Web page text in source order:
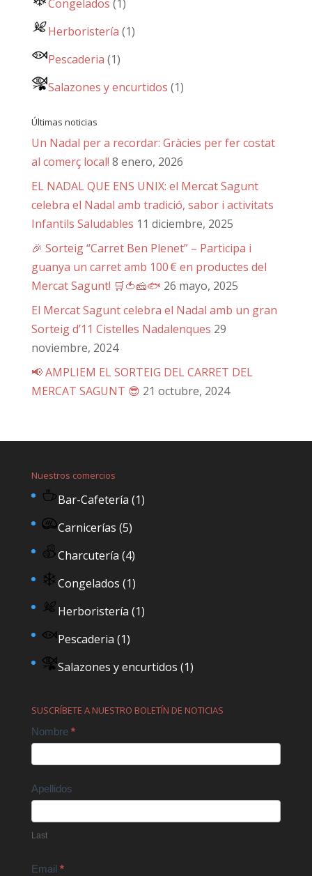
Congelados (1)
Herboristería (1)
Pescaderia (1)
Salazones y encurtidos (1)
Últimas noticias
Un Nadal per a recordar: Gràcies per fer costat
al comerç local! 8 enero, 2026
EL NADAL QUE ENS UNIX: el Mercat Sagunt
celebra el Nadal amb tradició, sabor i activitats
Infantils Saludables 11 diciembre, 2025
🎉 Sorteig “Carret Ben Plenet” – Participa i
guanya un carret amb 100 € en productes del
Mercat Sagunt! 🛒🍅🧀🐟 26 mayo, 2025
El Mercat Sagunt celebra el Nadal amb un gran
Sorteig d’11 Cistelles Nadalenques 29
noviembre, 2024
📢 AMPLIEM EL SORTEIG DEL CARRET DEL
MERCAT SAGUNT 😎 21 octubre, 2024
Nuestros comercios
Bar-Cafetería (1)
Carnicerías (5)
Charcutería (4)
Congelados (1)
Herboristería (1)
Pescaderia (1)
Salazones y encurtidos (1)
SUSCRÍBETE A NUESTRO BOLETÍN DE NOTICIAS
Contact
Nombre *
Apellidos
Last
Email *